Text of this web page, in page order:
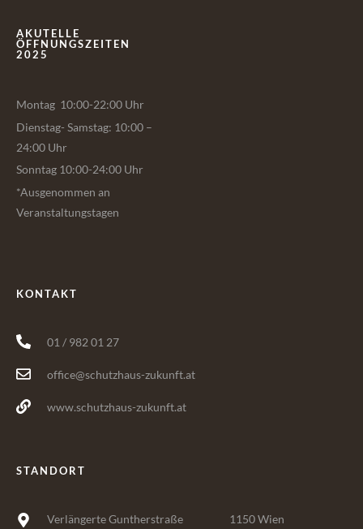
AKUTELLE
ÖFFNUNGSZEITEN
2025
Montag 10:00-22:00 Uhr
Dienstag- Samstag: 10:00 –
24:00 Uhr
Sonntag 10:00-24:00 Uhr
*Ausgenommen an
Veranstaltungstagen
KONTAKT
01 / 982 01 27
office@schutzhaus-zukunft.at
www.schutzhaus-zukunft.at
STANDORT
Verlängerte Guntherstraße 1150 Wien